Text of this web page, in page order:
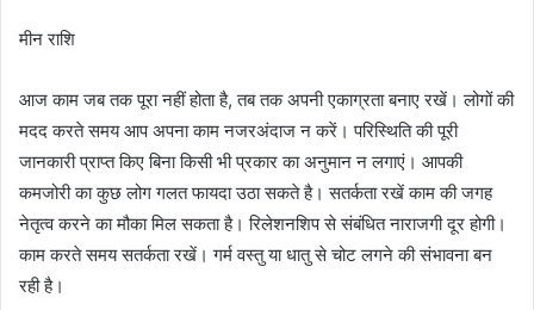
मीन राशि
आज काम जब तक पूरा नहीं होता है, तब तक अपनी एकाग्रता बनाए रखें। लोगों की
मदद करते समय आप अपना काम नजरअंदाज न करें। परिस्थिति की पूरी
जानकारी प्राप्त किए बिना किसी भी प्रकार का अनुमान न लगाएं। आपकी
कमजोरी का कुछ लोग गलत फायदा उठा सकते है। सतर्कता रखें काम की जगह
नेतृत्व करने का मौका मिल सकता है। रिलेशनशिप से संबंधित नाराजगी दूर होगी।
काम करते समय सतर्कता रखें। गर्म वस्तु या धातु से चोट लगने की संभावना बन
रही है।